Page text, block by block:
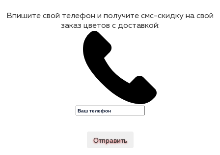
Впишите свой телефон и получите смс-скидку на свой
заказ цветов с доставкой:
Отправить